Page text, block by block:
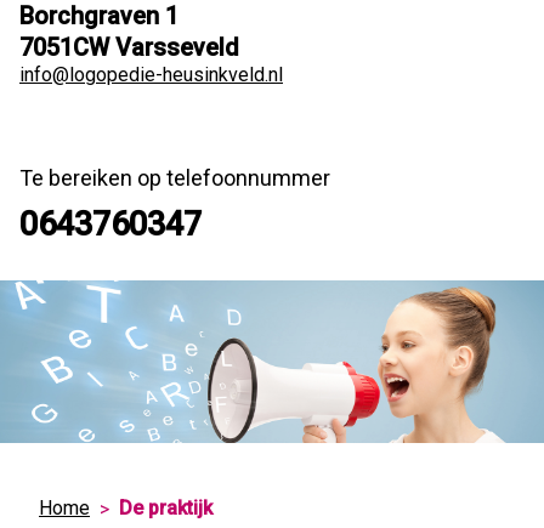
Borchgraven 1
7051CW Varsseveld
info@logopedie-heusinkveld.nl
Te bereiken op telefoonnummer
0643760347
Home De praktijk